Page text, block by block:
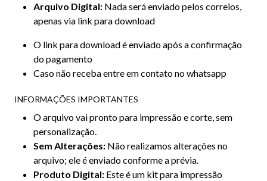
Arquivo Digital: Nada será enviado pelos correios,
apenas via link para download
O link para download é enviado após a confirmação
do pagamento
Caso não receba entre em contato no whatsapp
INFORMAÇÕES IMPORTANTES
O arquivo vai pronto para impressão e corte, sem
personalização.
Sem Alterações: Não realizamos alterações no
arquivo; ele é enviado conforme a prévia.
Produto Digital: Este é um kit para impressão